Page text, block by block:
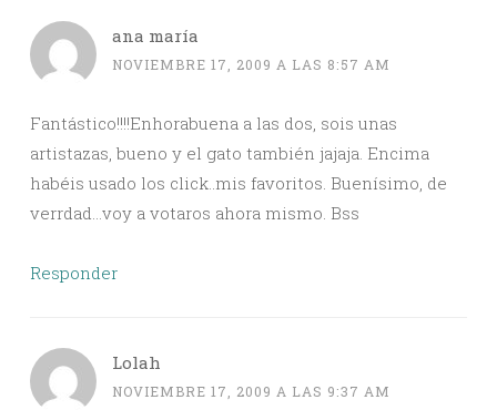
ana maría
NOVIEMBRE 17, 2009 A LAS 8:57 AM
Fantástico!!!!Enhorabuena a las dos, sois unas
artistazas, bueno y el gato también jajaja. Encima
habéis usado los click..mis favoritos. Buenísimo, de
verrdad…voy a votaros ahora mismo. Bss
Responder
Lolah
NOVIEMBRE 17, 2009 A LAS 9:37 AM